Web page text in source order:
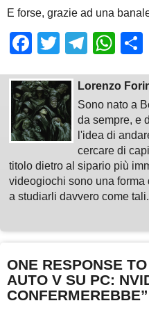
E forse, grazie ad una
Facebook
Twitter
Lorenzo
Sono nato a
da sempre, e
l'idea di
cercare di
titolo dietro al sipario più
videogiochi sono una
a studiarli davvero come tali.
ONE RESPONSE
AUTO V SU PC:
CONFERMEREBBE”